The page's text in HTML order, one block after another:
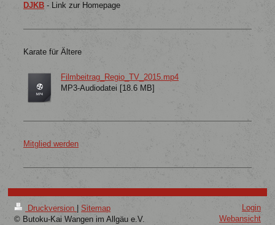
DJKB - Link zur Homepage
Karate für Ältere
Filmbeitrag_Regio_TV_2015.mp4
MP3-Audiodatei [18.6 MB]
Mitglied werden
Druckversion
Sitemap
© Butoku-Kai Wangen im Allgäu e.V.
Login
Webansicht